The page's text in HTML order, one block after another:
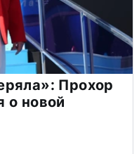
Прохор
о новой